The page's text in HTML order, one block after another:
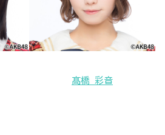
髙橋 彩音